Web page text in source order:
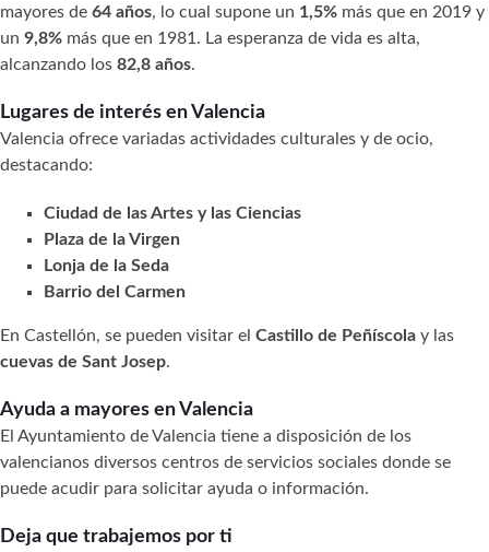
mayores de 64 años, lo cual supone un 1,5% más que en 2019 y
un 9,8% más que en 1981. La esperanza de vida es alta,
alcanzando los 82,8 años.
Lugares de interés en Valencia
Valencia ofrece variadas actividades culturales y de ocio,
destacando:
Ciudad de las Artes y las Ciencias
Plaza de la Virgen
Lonja de la Seda
Barrio del Carmen
En Castellón, se pueden visitar el Castillo de Peñíscola y las
cuevas de Sant Josep.
Ayuda a mayores en Valencia
El Ayuntamiento de Valencia tiene a disposición de los
valencianos diversos centros de servicios sociales donde se
puede acudir para solicitar ayuda o información.
Deja que trabajemos por ti